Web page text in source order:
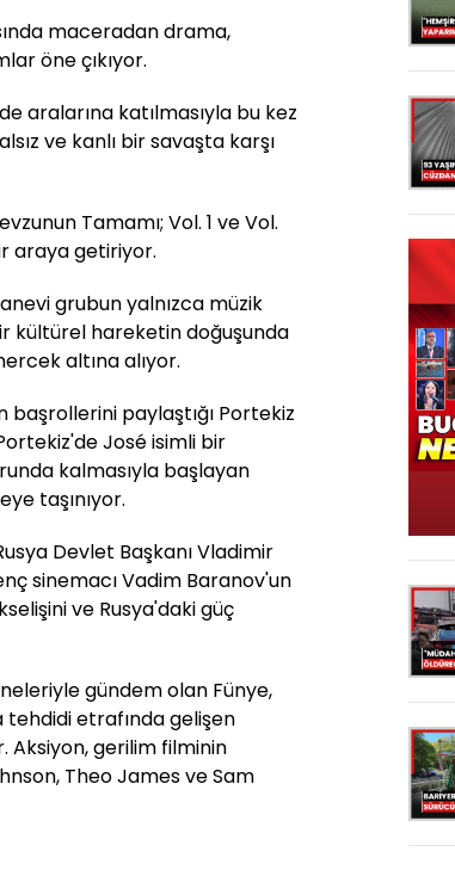
maceradan drama,
öne çıkıyor.
aralarına katılmasıyla bu kez
ve kanlı bir savaşta karşı
Tamamı; Vol. 1 ve Vol.
araya getiriyor.
grubun yalnızca müzik
kültürel hareketin doğuşunda
altına alıyor.
paylaştığı Portekiz
José isimli bir
kalmasıyla başlayan
taşınıyor.
Devlet Başkanı Vladimir
sinemacı Vadim Baranov'un
ve Rusya'daki güç
gündem olan Fünye,
etrafında gelişen
Aksiyon, gerilim filminin
Theo James ve Sam